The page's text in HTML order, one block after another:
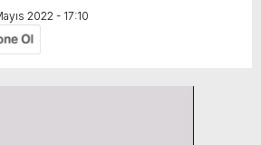
2022 - 17:10